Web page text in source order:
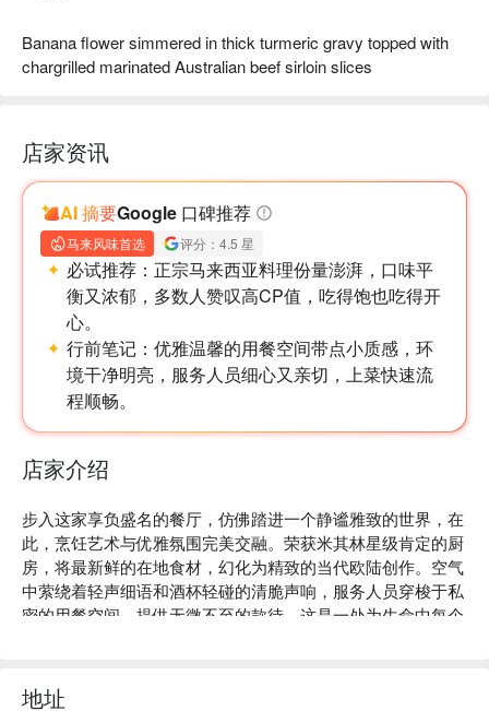
Banana flower simmered in thick turmeric gravy topped with
chargrilled marinated Australian beef sirloin slices
店家资讯
AI 摘要Google 口碑推荐
马来风味首选 评分：4.5 星
必试推荐： 正宗马来西亚料理份量澎湃，口味平
衡又浓郁，多数人赞叹高CP值，吃得饱也吃得开
心。
行前笔记： 优雅温馨的用餐空间带点小质感，环
境干净明亮，服务人员细心又亲切，上菜快速流
程顺畅。
店家介绍
步入这家享负盛名的餐厅，仿佛踏进一个静谧雅致的世界，在
此，烹饪艺术与优雅氛围完美交融。荣获米其林星级肯定的厨
房，将最新鲜的在地食材，幻化为精致的当代欧陆创作。空气
中萦绕着轻声细语和酒杯轻碰的清脆声响，服务人员穿梭于私
密的用餐空间，提供无微不至的款待。这是一处为生命中每个
无论是寻求一顿简便的晚餐，或是一个流连忘返的夜晚，这里
的体验都将让您毕生难忘：
地址